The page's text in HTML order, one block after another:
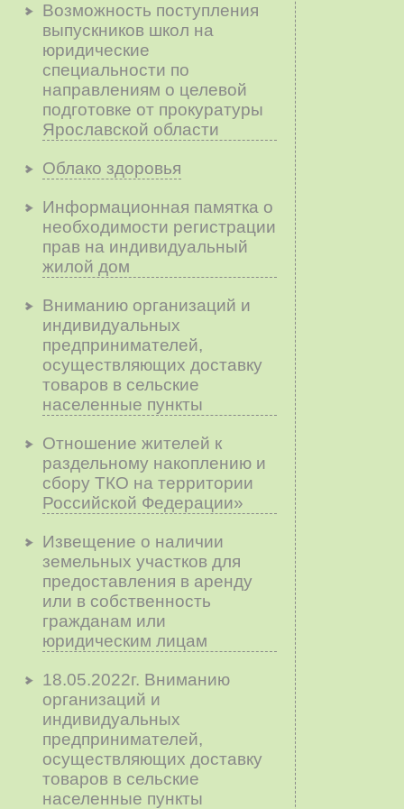
Возможность поступления
выпускников школ на
юридические
специальности по
направлениям о целевой
подготовке от прокуратуры
Ярославской области
Облако здоровья
Информационная памятка о
необходимости регистрации
прав на индивидуальный
жилой дом
Вниманию организаций и
индивидуальных
предпринимателей,
осуществляющих доставку
товаров в сельские
населенные пункты
Отношение жителей к
раздельному накоплению и
сбору ТКО на территории
Российской Федерации»
Извещение о наличии
земельных участков для
предоставления в аренду
или в собственность
гражданам или
юридическим лицам
18.05.2022г. Вниманию
организаций и
индивидуальных
предпринимателей,
осуществляющих доставку
товаров в сельские
населенные пункты